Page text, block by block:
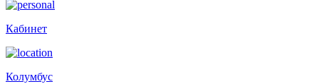
Кабинет
Колумбус